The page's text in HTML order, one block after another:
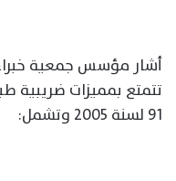
أشار مؤسس جمعية خبراء
تتمتع بمميزات ضريبية
91 لسنة 2005 وتشمل: